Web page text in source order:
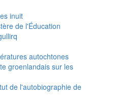
inuit
de l'Éducation
autochtones
groenlandais sur les
de l'autobiographie de